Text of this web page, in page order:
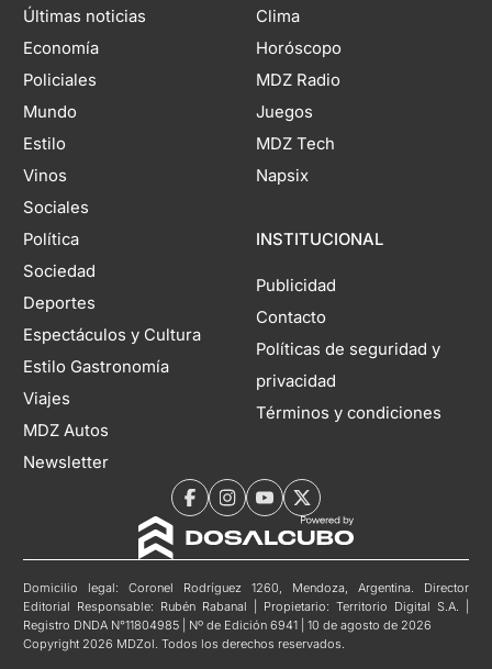
Últimas noticias
Economía
Policiales
Mundo
Estilo
Vinos
Sociales
Política
Sociedad
Deportes
Espectáculos y Cultura
Estilo Gastronomía
Viajes
MDZ Autos
Newsletter
Clima
Horóscopo
MDZ Radio
Juegos
MDZ Tech
Napsix
INSTITUCIONAL
Publicidad
Contacto
Políticas de seguridad y
privacidad
Términos y condiciones
Domicilio legal: Coronel Rodríguez 1260, Mendoza, Argentina. Director
Editorial Responsable: Rubén Rabanal | Propietario: Territorio Digital S.A. |
Registro DNDA N°11804985 | Nº de Edición 6941 | 10 de agosto de 2026
Copyright 2026 MDZol. Todos los derechos reservados.